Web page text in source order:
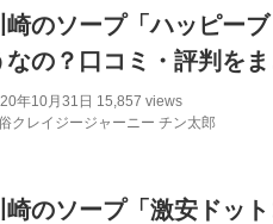
崎のソープ「ハッピー
なの？口コミ・評判を
年10月31日 15,857 views
クレイジージャーニー チン太郎
崎のソープ「激安ドッ